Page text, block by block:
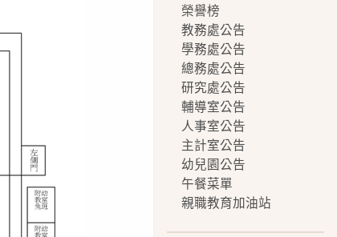
榮譽榜
教務處公告
學務處公告
總務處公告
研究處公告
輔導室公告
人事室公告
主計室公告
幼兒園公告
午餐菜單
親職教育加油站